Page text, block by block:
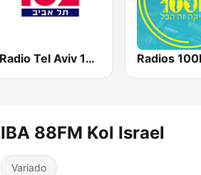
Radio Tel Aviv 102FM (רדיו תל אביב)
IBA 88FM Kol Israel
Variado